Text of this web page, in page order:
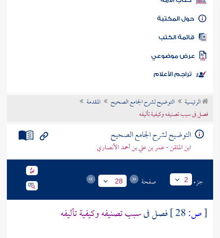
كتاب الأمة
المكتبة
الكتب
موضوعي
تراجم الأعلام
الرئيسية التوضيح لشرح الجامع الصحيح
المقدمة
فصل فى سبب تصنيفه وكيفية تأليفه
التوضيح لشرح الجامع الصحيح
ابن الملقن - عمر بن علي بن أحمد الأنصاري
جزء 2 صفحة 28
[ص: فصل فىسبب تصنيفه وكيفية تأليفه